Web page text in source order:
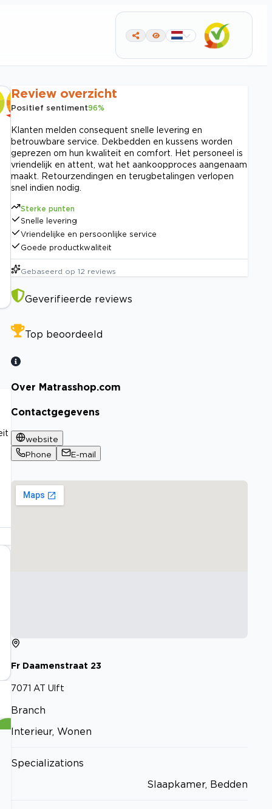
Review overzicht
Positief sentiment96%
Klanten melden consequent snelle levering en
betrouwbare service. Dekbedden en kussens worden
geprezen om hun kwaliteit en comfort. Het personeel is
vriendelijk en attent, wat het aankoopproces aangenaam
maakt. Retourzendingen en terugbetalingen verlopen
snel indien nodig.
Sterke punten
Snelle levering
Vriendelijke en persoonlijke service
Goede productkwaliteit
Gebaseerd op 12 reviews
Geverifieerde reviews
Top beoordeeld
Over Matrasshop.com
Contactgegevens
website
Phone
E-mail
Fr Daamenstraat 23
7071 AT Ulft
Branch
Interieur, Wonen
Specializations
Slaapkamer, Bedden